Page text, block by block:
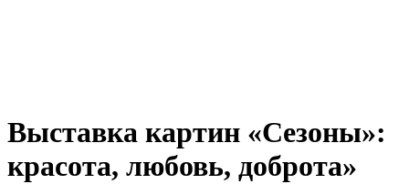
Выставка картин «Сезоны»:
красота, любовь, доброта»